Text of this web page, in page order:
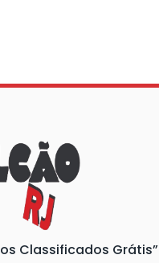
Classificados Grátis”